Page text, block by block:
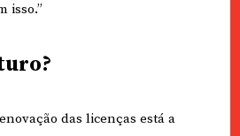
isso.”
das licenças está a